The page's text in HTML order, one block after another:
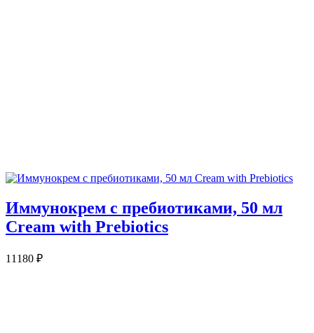
Иммунокрем с пребиотиками, 50 мл
Cream with Prebiotics
11180 ₽